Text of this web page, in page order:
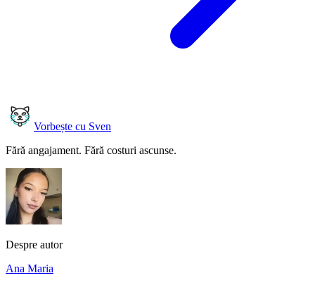
Vorbește cu Sven
Fără angajament. Fără costuri ascunse.
Despre autor
Ana Maria